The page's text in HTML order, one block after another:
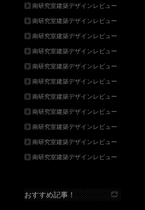
南研究室建築デザインレビュー
南研究室建築デザインレビュー
南研究室建築デザインレビュー
南研究室建築デザインレビュー
南研究室建築デザインレビュー
南研究室建築デザインレビュー
南研究室建築デザインレビュー
南研究室建築デザインレビュー
南研究室建築デザインレビュー
南研究室建築デザインレビュー
南研究室建築デザインレビュー
おすすめ記事！